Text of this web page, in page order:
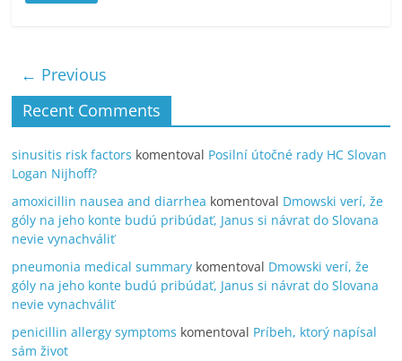
← Previous
Recent Comments
sinusitis risk factors komentoval Posilní útočné rady HC Slovan
Logan Nijhoff?
amoxicillin nausea and diarrhea komentoval Dmowski verí, že
góly na jeho konte budú pribúdať, Janus si návrat do Slovana
nevie vynachváliť
pneumonia medical summary komentoval Dmowski verí, že
góly na jeho konte budú pribúdať, Janus si návrat do Slovana
nevie vynachváliť
penicillin allergy symptoms komentoval Príbeh, ktorý napísal
sám život